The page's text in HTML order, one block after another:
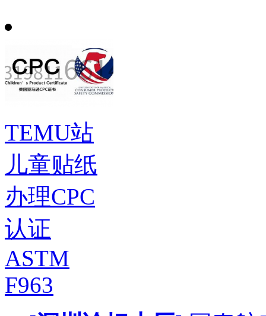
TEMU站
儿童贴纸
办理CPC
认证
ASTM
F963